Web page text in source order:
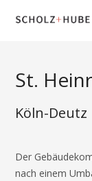
St.
Köln-Deutz
Der
nach einem